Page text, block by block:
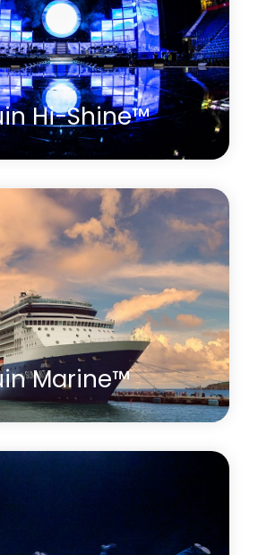
Hi-Shine™
是一款具有獨特高光澤表面的乙
不但可提供令人嘆為觀止的反光效
的耐擦性，適合在不同場合使用，
展覽會與演唱會場地，作為提供亮
膠。
Marine™